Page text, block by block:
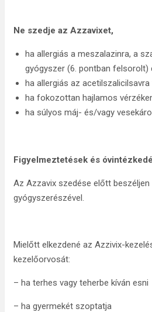
Ne szedje az Azzavixet,
ha allergiás a meszalazinra, a
gyógyszer (6. pontban felsorolt)
ha allergiás az
ha fokozottan hajlamos
ha súlyos máj- és/vagy
Figyelmeztetések és
Az Azzavix szedése előtt
gyógyszerészével.
Mielőtt elkezdené az Azzivix-
kezelőorvosát:
– ha terhes vagy teherbe kíván esni
– ha gyermekét szoptatja